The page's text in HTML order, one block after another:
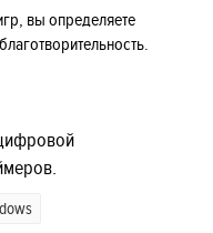
вы определяете